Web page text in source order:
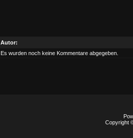
Autor:
Es wurden noch keine Kommentare abgegeben.
Copyright